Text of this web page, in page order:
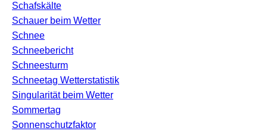
Schafskälte
Schauer beim Wetter
Schnee
Schneebericht
Schneesturm
Schneetag Wetterstatistik
Singularität beim Wetter
Sommertag
Sonnenschutzfaktor